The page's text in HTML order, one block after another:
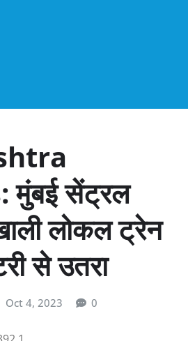
मुंबई सेंट्रल
लोकल ट्रेन
से उतरा
Oct 4, 2023 0